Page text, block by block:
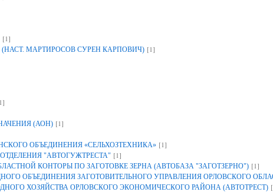
[1]
МАРТИРОСОВ СУРЕН КАРПОВИЧ) [1]
(АОН) [1]
ОБЪЕДИНЕНИЯ «СЕЛЬХОЗТЕХНИКА» [1]
"АВТОГУЖТРЕСТА" [1]
КОНТОРЫ ПО ЗАГОТОВКЕ ЗЕРНА (АВТОБАЗА "ЗАГОТЗЕРНО") [1]
ОБЪЕДИНЕНИЯ ЗАГОТОВИТЕЛЬНОГО УПРАВЛЕНИЯ ОРЛОВСКОГО
ХОЗЯЙСТВА ОРЛОВСКОГО ЭКОНОМИЧЕСКОГО РАЙОНА (АВТОТРЕСТ)